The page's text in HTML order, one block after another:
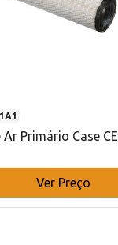
Primário Case CE
Ver Preço